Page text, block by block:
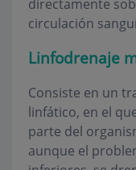
directamente
circulación
Linfodrenaje
Consiste en un
linfático, en el
parte del
aunque el